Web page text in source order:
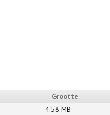
Grootte
4.58 MB